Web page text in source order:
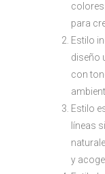
para
Estilo
diseño
con
Estilo
líneas
y